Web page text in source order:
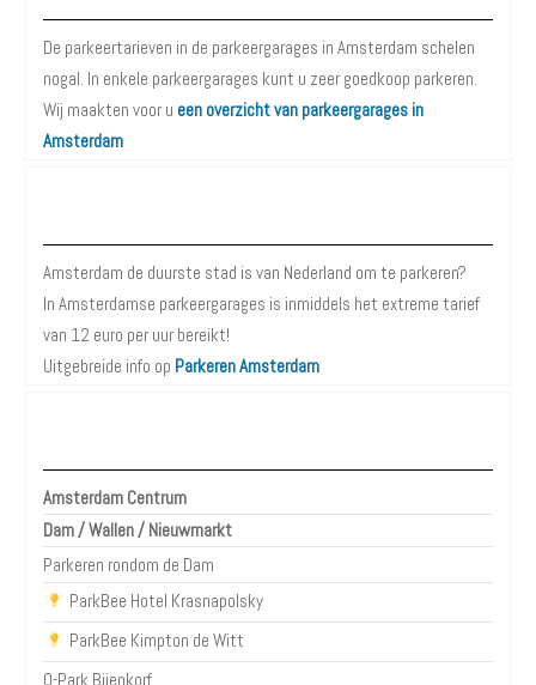
De parkeertarieven in de parkeergarages in Amsterdam schelen
nogal. In enkele parkeergarages kunt u zeer goedkoop parkeren.
Wij maakten voor u een overzicht van parkeergarages in
Amsterdam
Amsterdam de duurste stad is van Nederland om te parkeren?
In Amsterdamse parkeergarages is inmiddels het extreme tarief
van 12 euro per uur bereikt!
Uitgebreide info op Parkeren Amsterdam
Amsterdam Centrum
Dam / Wallen / Nieuwmarkt
Parkeren rondom de Dam
ParkBee Hotel Krasnapolsky
ParkBee Kimpton de Witt
Q-Park Bijenkorf